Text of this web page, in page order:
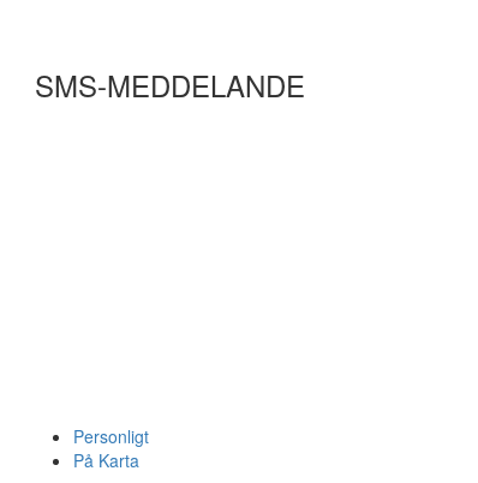
SMS-MEDDELANDE
Personligt
På Karta